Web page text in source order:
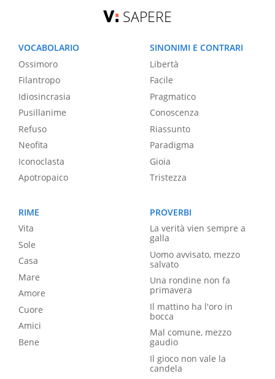
SAPERE
VOCABOLARIO
Ossimoro
Filantropo
Idiosincrasia
Pusillanime
Refuso
Neofita
Iconoclasta
Apotropaico
SINONIMI E CONTRARI
Libertà
Facile
Pragmatico
Conoscenza
Riassunto
Paradigma
Gioia
Tristezza
RIME
Vita
Sole
Casa
Mare
Amore
Cuore
Amici
Bene
PROVERBI
La verità vien sempre a
galla
Uomo avvisato, mezzo
salvato
Una rondine non fa
primavera
Il mattino ha l'oro in
bocca
Mal comune, mezzo
gaudio
Il gioco non vale la
candela